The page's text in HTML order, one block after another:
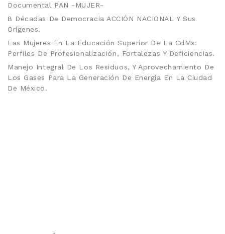
Documental PAN -MUJER-
8 Décadas De Democracia ACCIÓN NACIONAL Y Sus
Orígenes.
Las Mujeres En La Educación Superior De La CdMx:
Perfiles De Profesionalización, Fortalezas Y Deficiencias.
Manejo Integral De Los Residuos, Y Aprovechamiento De
Los Gases Para La Generación De Energía En La Ciudad
De México.